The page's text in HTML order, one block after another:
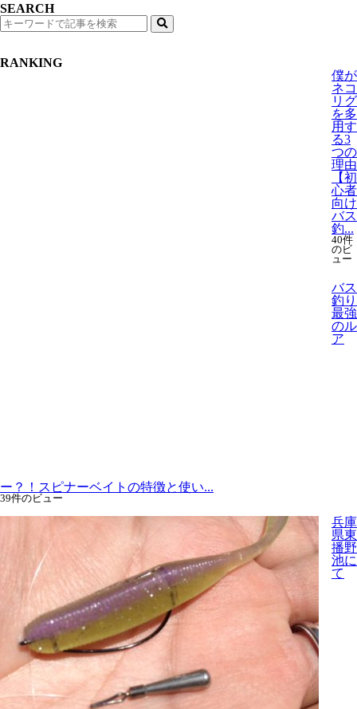
SEARCH
検
索
RANKING
僕が
ネコ
リグ
を多
用す
る3
つの
理由
【初
心者
向け
バス
釣...
40件
のビ
ュー
バス
釣り
最強
のル
ア
ー？！スピナーベイトの特徴と使い...
39件のビュー
兵庫
県東
播野
池に
て